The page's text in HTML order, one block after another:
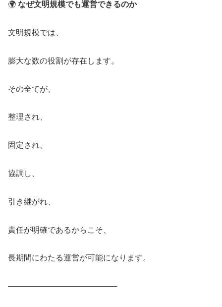
🌍 なぜ文明規模でも運営できるのか
文明規模では、
膨大な数の役割が存在します。
その全てが、
整理され、
固定され、
協調し、
引き継がれ、
責任が明確であるからこそ、
長期間にわたる運営が可能になります。
────────────────────